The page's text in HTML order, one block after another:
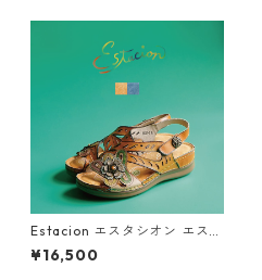
Estacion エスタシオン エスニ
ック調フラワーカット本革ス
トラップサンダル 2522-5
¥16,500